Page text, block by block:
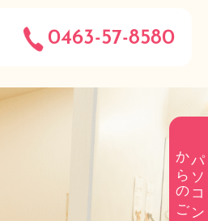
パソコン
からのご予約
0463-57-8580